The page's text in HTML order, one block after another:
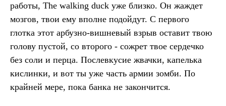
работы, The walking duck уже близко. Он жаждет
мозгов, твои ему вполне подойдут. С первого
глотка этот арбузно-вишневый взрыв оставит твою
голову пустой, со второго - сожрет твое сердечко
без соли и перца. Послевкусие жвачки, капелька
кислинки, и вот ты уже часть армии зомби. По
крайней мере, пока банка не закончится.